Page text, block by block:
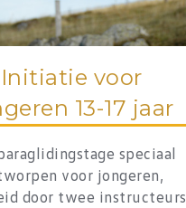
Initiatie voor
13-17 jaar
speciaal
voor jongeren,
door twee instructeurs